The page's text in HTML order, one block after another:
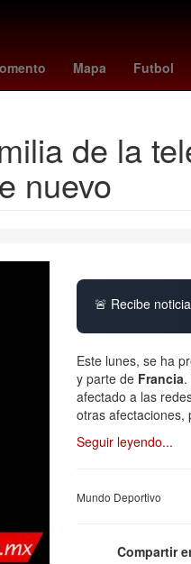
Mapa Futbol
España casas
de la
nuevo
🚨 Recibe
Este lunes, se ha
y parte de Francia
afectado a las
otras afectaciones,
Seguir leyendo...
Mundo Deportivo
Compartir